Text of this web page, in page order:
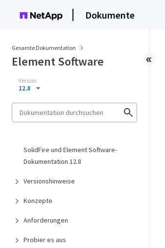
Dokumente
Gesamte Dokumentation
Element Software
Version
12.8
SolidFire und Element Software-
Dokumentation 12.8
Versionshinweise
Konzepte
Anforderungen
Probier es aus